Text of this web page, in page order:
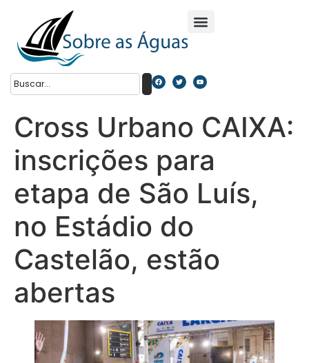
Cross Urbano CAIXA:
inscrições para
etapa de São Luís,
no Estádio do
Castelão, estão
abertas